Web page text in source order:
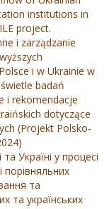
institutions in
project.
i zarządzanie
i w Ukrainie w
badań
i rekomendacje
dotyczące
(Projekt Polsko-
Україні у процесі
порівняльних
та
та українських